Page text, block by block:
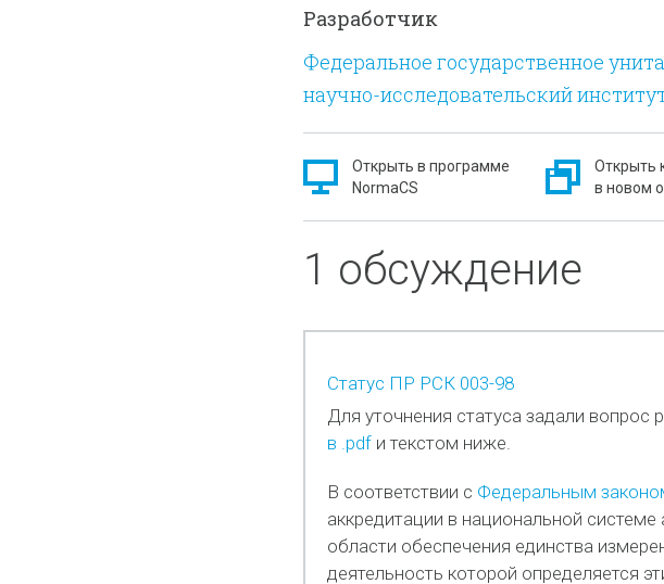
Разработчик
Федеральное государственное
научно-исследовательский
Открыть в программе
NormaCS
Открыть
в новом
1 обсуждение
Статус ПР РСК 003-98
Для уточнения статуса задали вопрос
в .pdfи текстом ниже.
В соответствии с Федеральным
аккредитации в национальной системе
области обеспечения единства
деятельность которой определяется